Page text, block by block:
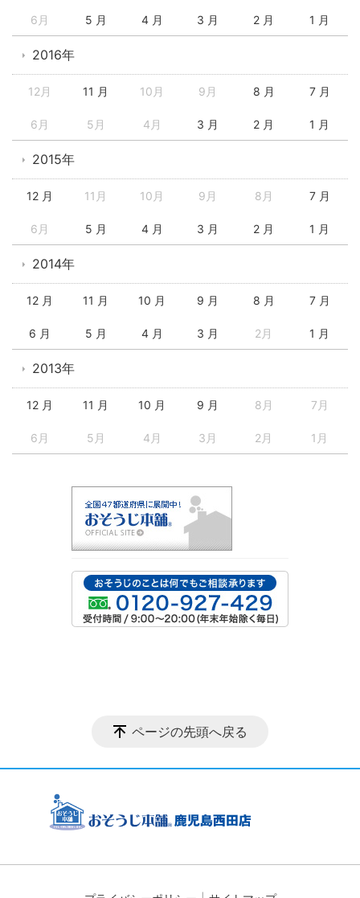
6月 5 月 4 月 3 月 2 月 1 月
2016年
12月 11 月 10月 9月 8 月 7 月
6月 5月 4月 3 月 2 月 1 月
2015年
12 月 11月 10月 9月 8月 7 月
6月 5 月 4 月 3 月 2 月 1 月
2014年
12 月 11 月 10 月 9 月 8 月 7 月
6 月 5 月 4 月 3 月 2月 1 月
2013年
12 月 11 月 10 月 9 月 8月 7月
6月 5月 4月 3月 2月 1月
ページの先頭へ戻る